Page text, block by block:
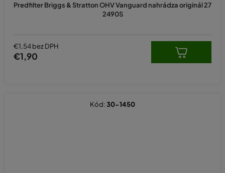
Predfilter Briggs & Stratton OHV Vanguard nahrádza originál 27
2490S
€1,54 bez DPH
€1,90
Kód:30-1450